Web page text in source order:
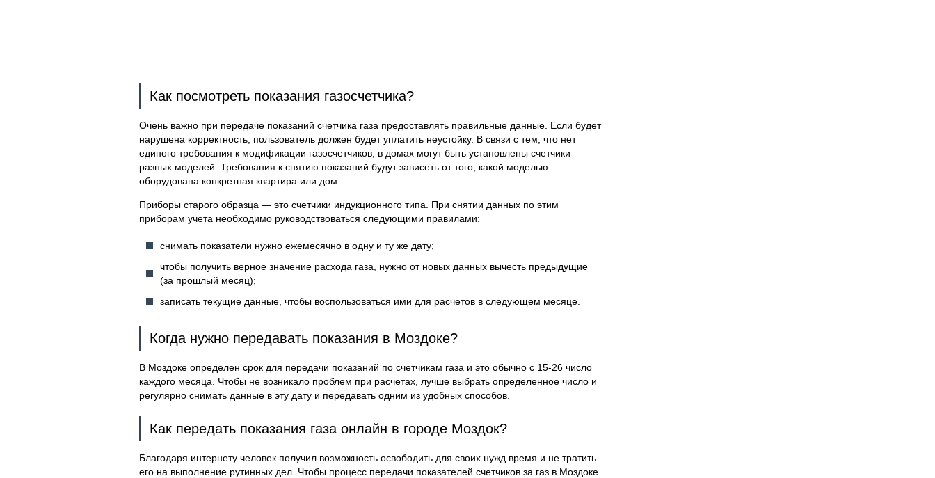
Как посмотреть показания газосчетчика?
Очень важно при передаче показаний счетчика газа предоставлять правильные данные. Если будет
нарушена корректность, пользователь должен будет уплатить неустойку. В связи с тем, что нет
единого требования к модификации газосчетчиков, в домах могут быть установлены счетчики
разных моделей. Требования к снятию показаний будут зависеть от того, какой моделью
оборудована конкретная квартира или дом.
Приборы старого образца — это счетчики индукционного типа. При снятии данных по этим
приборам учета необходимо руководствоваться следующими правилами:
снимать показатели нужно ежемесячно в одну и ту же дату;
чтобы получить верное значение расхода газа, нужно от новых данных вычесть предыдущие
(за прошлый месяц);
записать текущие данные, чтобы воспользоваться ими для расчетов в следующем месяце.
Когда нужно передавать показания в Моздоке?
В Моздоке определен срок для передачи показаний по счетчикам газа и это обычно с 15-26 число
каждого месяца. Чтобы не возникало проблем при расчетах, лучше выбрать определенное число и
регулярно снимать данные в эту дату и передавать одним из удобных способов.
Как передать показания газа онлайн в городе Моздок?
Благодаря интернету человек получил возможность освободить для своих нужд время и не тратить
его на выполнение рутинных дел. Чтобы процесс передачи показателей счетчиков за газ в Моздоке